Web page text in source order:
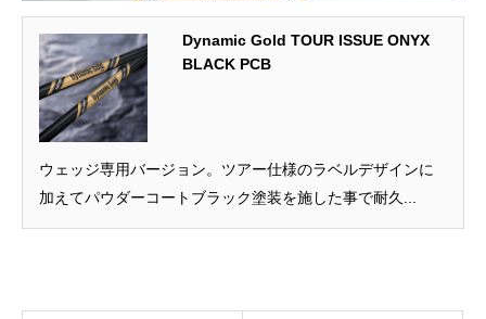
Dynamic Gold TOUR ISSUE ONYX
BLACK PCB
ウェッジ専用バージョン。ツアー仕様のラベルデザインに
加えてパウダーコートブラック塗装を施した事で耐久...